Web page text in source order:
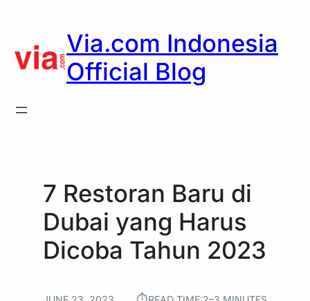
content
Via.com Indonesia
Official Blog
7 Restoran Baru di
Dubai yang Harus
Dicoba Tahun 2023